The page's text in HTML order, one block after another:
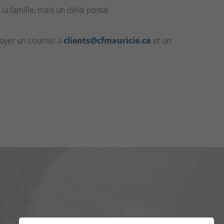
famille, mais un délai postal
un courriel à clients@cfmauricie.ca et un